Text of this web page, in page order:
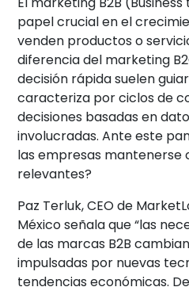
papel crucial en el
venden productos o
diferencia del marketing
decisión rápida suelen
caracteriza por ciclos de
decisiones basadas en
involucradas. Ante este
las empresas mantenerse
relevantes?
Paz Terluk, CEO de
México señala que “las
de las marcas B2B
impulsadas por nuevas
tendencias económicas.